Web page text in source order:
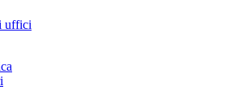
uffici